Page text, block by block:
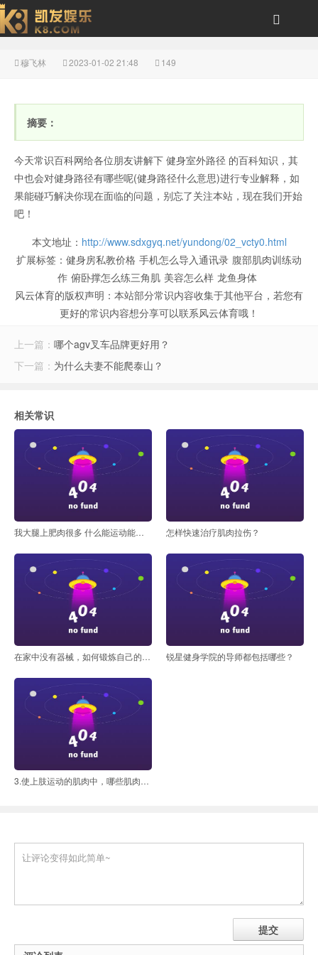
路径什么意思)-风云体育
穆飞林 2023-01-02 21:48 149
摘要：
今天常识百科网给各位朋友讲解下 健身室外路径 的百科知识，其
中也会对健身路径有哪些呢(健身路径什么意思)进行专业解释，如
果能碰巧解决你现在面临的问题，别忘了关注本站，现在我们开始
吧！
本文地址： http://www.sdxgyq.net/yundong/02_vcty0.html
扩展标签： 健身房私教价格 手机怎么导入通讯录 腹部肌肉训练动
作 俯卧撑怎么练三角肌 美容怎么样 龙鱼身体
风云体育的版权声明： 本站部分常识内容收集于其他平台，若您有
更好的常识内容想分享可以联系风云体育哦！
上一篇： 哪个agv叉车品牌更好用？
下一篇： 为什么夫妻不能爬泰山？
相关常识
我大腿上肥肉很多 什么能运动能快速减掉呢 怎样快速治疗肌肉拉伤？
在家中没有器械，如何锻炼自己的背部？ 锐星健身学院的导师都包括哪些？
3.使上肢运动的肌肉中，哪些肌肉在浅层？哪些肌肉位深层